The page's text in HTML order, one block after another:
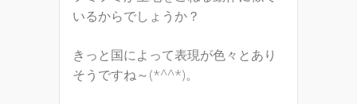
いるからでしょうか？
きっと国によって表現が色々とあり
そうですね～(*^^*)。